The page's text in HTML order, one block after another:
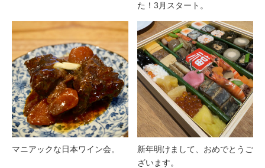
た！3月スタート。
マニアックな日本ワイン会。
新年明けまして、おめでとうご
ざいます。